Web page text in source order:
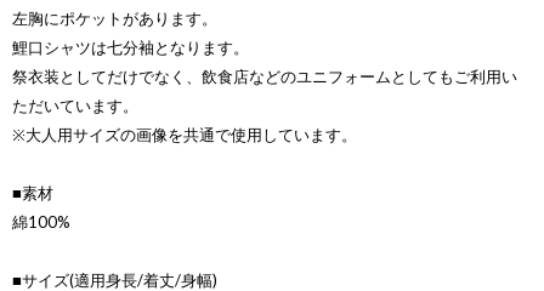
左胸にポケットがあります。
鯉口シャツは七分袖となります。
祭衣装としてだけでなく、飲食店などのユニフォームとしてもご利用い
ただいています。
※大人用サイズの画像を共通で使用しています。
■素材
綿100%
■サイズ(適用身長/着丈/身幅)